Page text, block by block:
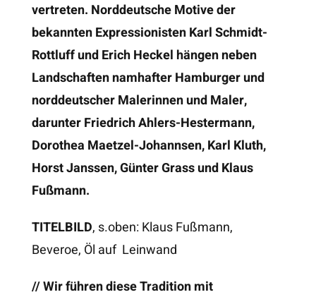
vertreten. Norddeutsche Motive der
bekannten Expressionisten Karl Schmidt-
Rottluff und Erich Heckel hängen neben
Landschaften namhafter Hamburger und
norddeutscher Malerinnen und Maler,
darunter Friedrich Ahlers-Hestermann,
Dorothea Maetzel-Johannsen, Karl Kluth,
Horst Janssen, Günter Grass und Klaus
Fußmann.
TITELBILD, s.oben: Klaus Fußmann,
Beveroe, Öl auf Leinwand
// Wir führen diese Tradition mit